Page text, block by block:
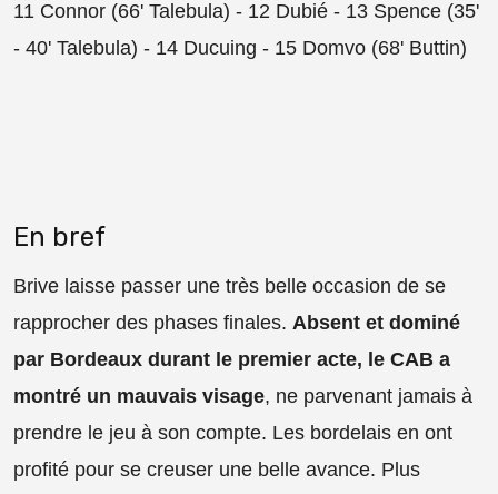
11 Connor (66' Talebula) - 12 Dubié - 13 Spence (35'
- 40' Talebula) - 14 Ducuing - 15 Domvo (68' Buttin)
En bref
Brive laisse passer une très belle occasion de se
rapprocher des phases finales. Absent et dominé
par Bordeaux durant le premier acte, le CAB a
montré un mauvais visage, ne parvenant jamais à
prendre le jeu à son compte. Les bordelais en ont
profité pour se creuser une belle avance. Plus